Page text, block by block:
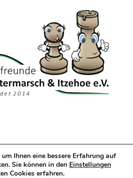
Leer, 2025 |Impressum
Ihnen eine bessere Erfahrung auf
Sie können in den Einstellungen
Cookies erfahren.